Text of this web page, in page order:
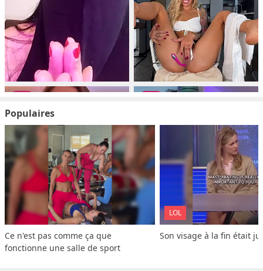
Populaires
Ce n'est pas comme ça que
fonctionne une salle de sport
LOL
Son visage à la fin était